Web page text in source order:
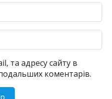
та адресу сайту в
коментарів.